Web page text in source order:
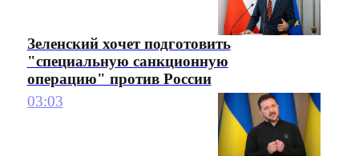
Зеленский хочет подготовить
"специальную санкционную
операцию" против России
03:03